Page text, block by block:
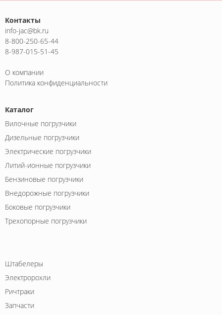
Контакты
info-jac@bk.ru
8-800-250-65-44
8-987-015-51-45
О компании
Политика конфиденциальности
Каталог
Вилочные погрузчики
Дизельные погрузчики
Электрические погрузчики
Литий-ионные погрузчики
Бензиновые погрузчики
Внедорожные погрузчики
Боковые погрузчики
Трехопорные погрузчики
Штабелеры
Электророхли
Ричтраки
Запчасти